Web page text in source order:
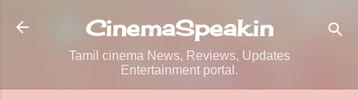
Skip to main content
CinemaSpeak.in
Tamil cinema News, Reviews, Updates
Entertainment portal.